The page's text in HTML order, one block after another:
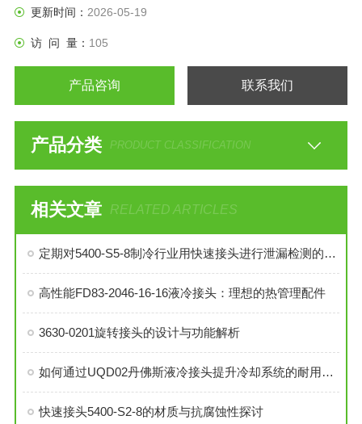
更新时间： 2026-05-19
访 问 量： 105
产品咨询 联系我们
产品分类 PRODUCT CLASSIFICATION
相关文章 RELATED ARTICLES
定期对5400-S5-8制冷行业用快速接头进行泄漏检测的必要性与操作方法
高性能FD83-2046-16-16液冷接头：理想的热管理配件
3630-0201旋转接头的设计与功能解析
如何通过UQD02丹佛斯液冷接头提升冷却系统的耐用性？
快速接头5400-S2-8的材质与抗腐蚀性探讨